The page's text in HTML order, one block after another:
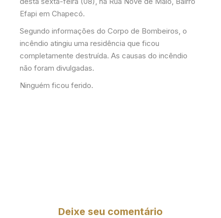
Efapi em Chapecó.
Segundo informações do Corpo de Bombeiros, o
incêndio atingiu uma residência que ficou
completamente destruída. As causas do incêndio
não foram divulgadas.
Ninguém ficou ferido.
Deixe seu comentário